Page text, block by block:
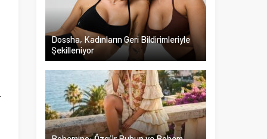
Dossha, Kadınların Geri Bildirimleriyle
Şekilleniyor